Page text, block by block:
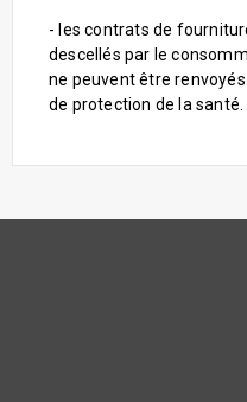
- les contrats de
descellés par le
ne peuvent être
de protection de la santé.